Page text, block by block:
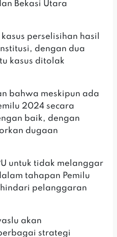
Bekasi Utara
perselisihan hasil
dengan dua
kasus ditolak
bahwa meskipun ada
2024 secara
baik, dengan
dugaan
untuk tidak melanggar
tahapan Pemilu
pelanggaran
akan
strategi